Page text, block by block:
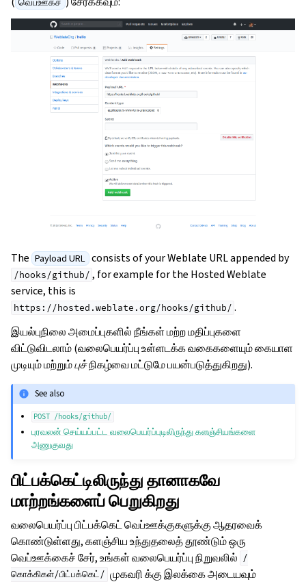
The Payload URL consists of your Weblate URL appended by
/hooks/github/ , for example for the Hosted Weblate
service, this is
https://hosted.weblate.org/hooks/github/ .
இயல்புநிலை அமைப்புகளில் நீங்கள் மற்ற மதிப்புகளை
விட்டுவிடலாம் (வலைபெயர்ப்பு உள்ளடக்க வகைகளையும் கையாள
முடியும் மற்றும்புச்நிகழ்வை மட்டுமே பயன்படுத்துகிறது).
See also
POST /hooks/github/
புரவலன் செய்யப்பட்ட வலைபெயர்ப்புடிலிருந்து களஞ்சியங்களை
அணுகுவது
பிட்பக்கெட்டிலிருந்து தானாகவே
மாற்றங்களைப் பெறுகிறது
வலைபெயர்ப்பு பிட்பக்கெட் வெப்ஊக்குகளுக்கு ஆதரவைக்
கொண்டுள்ளது, களஞ்சிய உந்துதலைத் தூண்டும் ஒரு
வெப்ஊக்கைச் சேர், உங்கள் வலைபெயர்ப்பு நிறுவலில் /
கொக்கிகள்/பிட்பக்கெட்/ முகவரி க்கு இலக்கை அடையவும்